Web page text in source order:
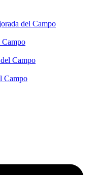
del Campo
Campo
Campo
Campo